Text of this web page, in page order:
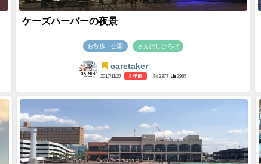
ケーズハーバーの夜景
お散歩・公園 さんばしひろば
caretaker
2017/11/27 8 年前 - №2377 2965